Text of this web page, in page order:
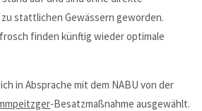
stattlichen Gewässern geworden.
finden künftig wieder optimale
in Absprache mit dem NABU von der
-Besatzmaßnahme ausgewählt.
amet, consectetuer adipiscing elit.
ligula eget dolor.